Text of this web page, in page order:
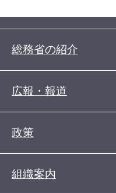
総務省の紹介
広報・報道
政策
組織案内